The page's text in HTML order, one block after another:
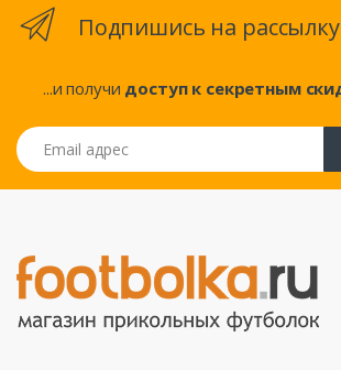
Подпишись на рассылку
...и получи доступ к секретным
Email адрес